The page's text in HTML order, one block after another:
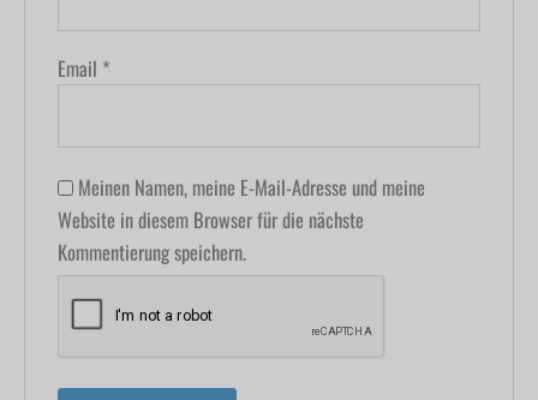
Email *
Meinen Namen, meine E-Mail-Adresse und meine
Website in diesem Browser für die nächste
Kommentierung speichern.